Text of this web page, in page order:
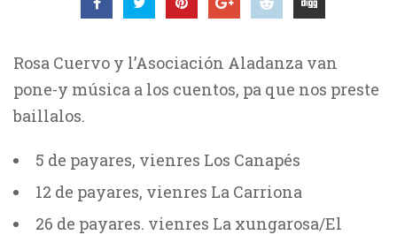
Rosa Cuervo y l’Asociación Aladanza van
pone-y música a los cuentos, pa que nos preste
baillalos.
5 de payares, vienres Los Canapés
12 de payares, vienres La Carriona
26 de payares. vienres La xungarosa/El